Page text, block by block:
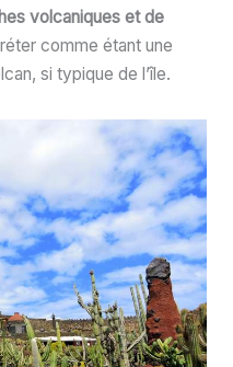
volcaniques et de
comme étant une
si typique de l’île.